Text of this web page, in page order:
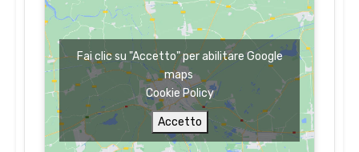
Fai clic su "Accetto" per abilitare Google
maps
Cookie Policy
Accetto